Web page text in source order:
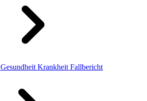
Krankheit Fallbericht